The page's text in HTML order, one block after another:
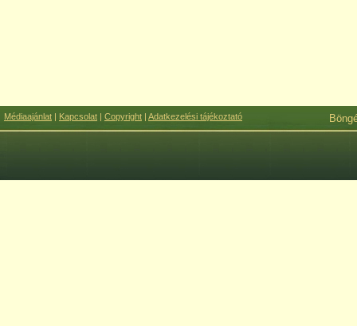
Médiaajánlat | Kapcsolat | Copyright | Adatkezelési tájékoztató